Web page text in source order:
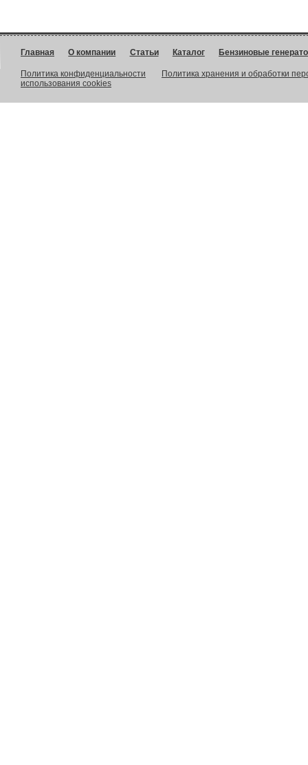
Главная О компании Статьи Каталог Бензиновые
Политика конфиденциальности
Политика хранения и обработки
использования cookies